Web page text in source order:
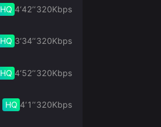
HQ 4‘42’‘320Kbps
HQ 3‘34’‘320Kbps
HQ 4‘52’‘320Kbps
HQ 4‘1’‘320Kbps